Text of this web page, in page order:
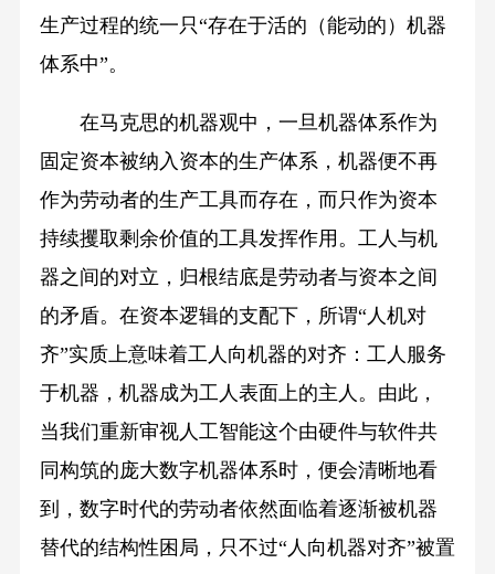
生产过程的统一只“存在于活的（能动的）机器
体系中”。
在马克思的机器观中，一旦机器体系作为
固定资本被纳入资本的生产体系，机器便不再
作为劳动者的生产工具而存在，而只作为资本
持续攫取剩余价值的工具发挥作用。工人与机
器之间的对立，归根结底是劳动者与资本之间
的矛盾。在资本逻辑的支配下，所谓“人机对
齐”实质上意味着工人向机器的对齐：工人服务
于机器，机器成为工人表面上的主人。由此，
当我们重新审视人工智能这个由硬件与软件共
同构筑的庞大数字机器体系时，便会清晰地看
到，数字时代的劳动者依然面临着逐渐被机器
替代的结构性困局，只不过“人向机器对齐”被置